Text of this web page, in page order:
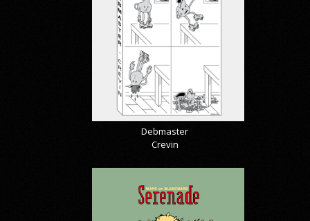
Debmaster
Crevin